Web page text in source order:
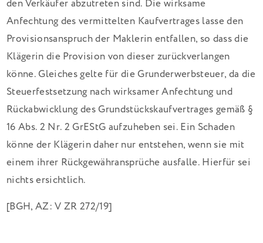
den Verkäufer abzutreten sind. Die wirksame
Anfechtung des vermittelten Kaufvertrages lasse den
Provisionsanspruch der Maklerin entfallen, so dass die
Klägerin die Provision von dieser zurückverlangen
könne. Gleiches gelte für die Grunderwerbsteuer, da die
Steuerfestsetzung nach wirksamer Anfechtung und
Rückabwicklung des Grundstückskaufvertrages gemäß §
16 Abs. 2 Nr. 2 GrEStG aufzuheben sei. Ein Schaden
könne der Klägerin daher nur entstehen, wenn sie mit
einem ihrer Rückgewähransprüche ausfalle. Hierfür sei
nichts ersichtlich.
[BGH, AZ: V ZR 272/19]